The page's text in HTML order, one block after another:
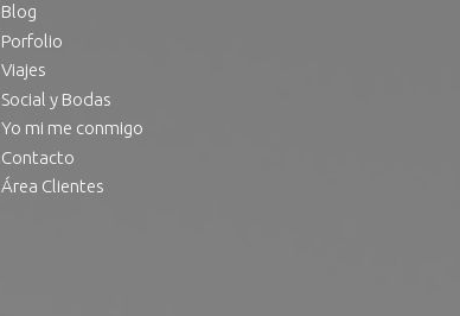
Blog
Porfolio
Viajes
Social y Bodas
Yo mi me conmigo
Contacto
Área Clientes